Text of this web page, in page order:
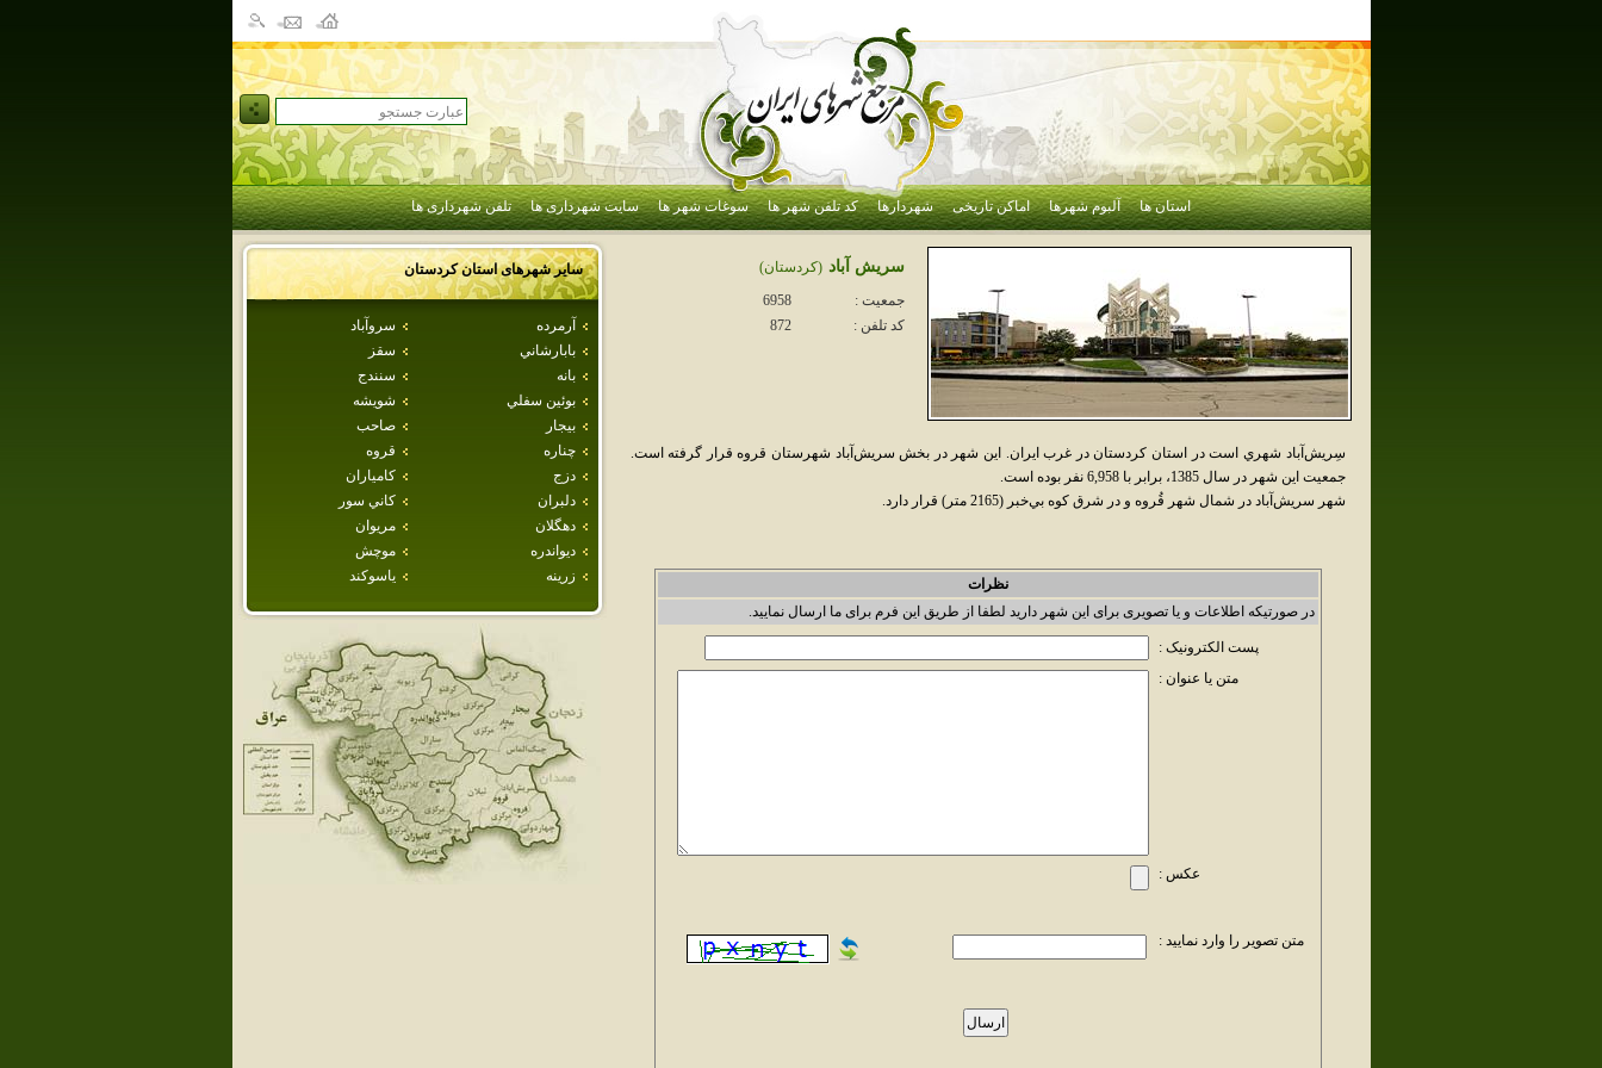
استان ها آلبوم شهرها اماکن تاریخی شهردارها کد تلفن شهر ها سوغات شهر ها سایت شهرداری ها تلفن شهرداری ها
سایر شهرهای استانكردستان
آرمرده
سروآباد
بابارشاني
سقز
بانه
سنندج
بوئين سفلي
شويشه
بيجار
صاحب
چناره
قروه
دزج
كامياران
دلبران
كاني سور
دهگلان
مريوان
ديواندره
موچش
زرينه
ياسوكند
سريش آباد (كردستان)
جمعیت :
6958
کد تلفن :
872
سِريش‌آباد شهري است در استان کردستان در غرب ايران. اين شهر در بخش سريش‌آباد شهرستان قروه قرار گرفته است.
جمعيت اين شهر در سال 1385، برابر با 6,958 نفر بوده است.
شهر سريش‌آباد در شمال شهر قُروه و در شرق کوه بي‌خبر (2165 متر) قرار دارد.
نظرات
در صورتیکه اطلاعات و یا تصویری برای این شهر دارید لطفا از طریق این فرم برای ما ارسال نمایید.
پست الکترونیک :
متن یا عنوان :
عکس :
متن تصویر را وارد نمایید :